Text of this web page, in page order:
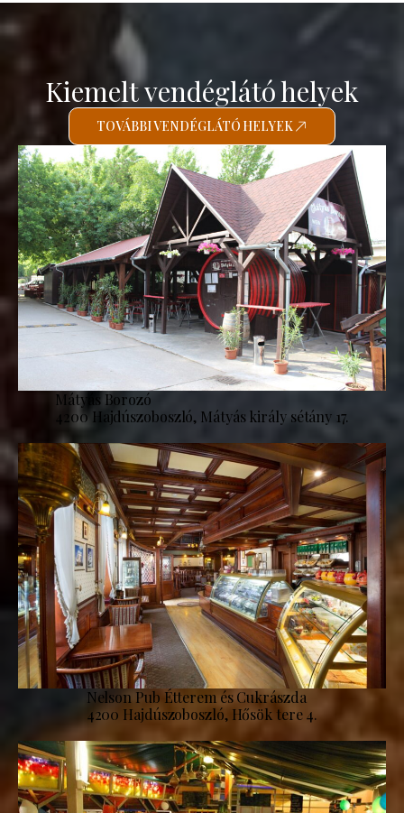
Kiemelt vendéglátó helyek
TOVÁBBI VENDÉGLÁTÓ HELYEK
Mátyás Borozó
4200 Hajdúszoboszló, Mátyás király sétány 17.
Nelson Pub Étterem és Cukrászda
4200 Hajdúszoboszló, Hősök tere 4.